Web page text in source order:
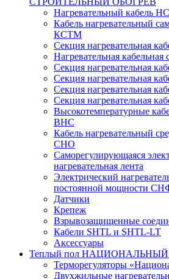
Нагревательный кабель
Кабель нагревательный
КСТМ
Секция нагревательная
Нагревательная
Секция нагревательная
Секция нагревательная
Секция нагревательная
Секция нагревательная
Высокотемпературные
ВНС
Кабель нагревательный
СНО
Саморегулирующаяся
нагревательная лента
Электрический
постоянной мощности
Датчики
Крепеж
Взрывозащищенные
Кабели SHTL и SHTL-LT
Аксессуары
Теплый пол
Терморегуляторы
Двухжильные